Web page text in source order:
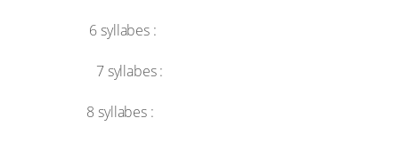
6 syllabes :
7 syllabes :
8 syllabes :